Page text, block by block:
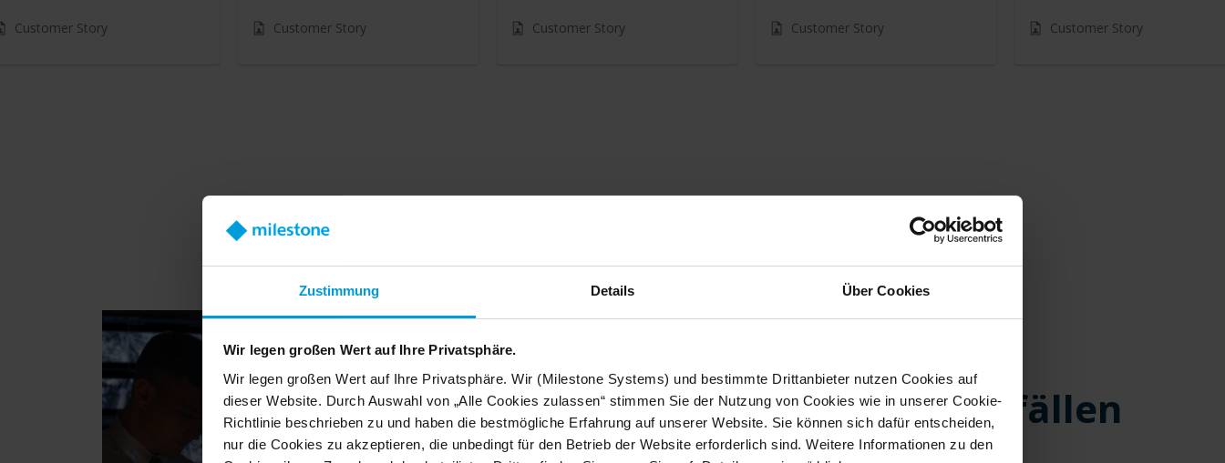
Zustimmung Details Über Cookies
Wir legen großen Wert auf Ihre Privatsphäre.
Wir legen großen Wert auf Ihre Privatsphäre. Wir (Milestone Systems) und bestimmte Drittanbieter nutzen Cookies auf
dieser Website. Durch Auswahl von „Alle Cookies zulassen“ stimmen Sie der Nutzung von Cookies wie in unserer Cookie-
Richtlinie beschrieben zu und haben die bestmögliche Erfahrung auf unserer Website. Sie können sich dafür entscheiden,
nur die Cookies zu akzeptieren, die unbedingt für den Betrieb der Website erforderlich sind. Weitere Informationen zu den
Customer Story Customer Story Customer Story Customer Story Customer Story
BEWEISMATERIAL SAMMELN
Problemlos
Aufnahmen Vorfällen
zuordnen